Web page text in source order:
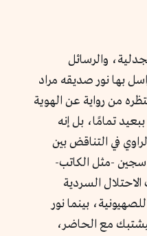
والرسائل
بها نور صديقه مراد
من رواية عن الهوية
تمامًا، بل إنه
في التناقض بين
سجين -مثل الكاتب-
السردية
للصهيونية، بينما نور
مع الحاضر،